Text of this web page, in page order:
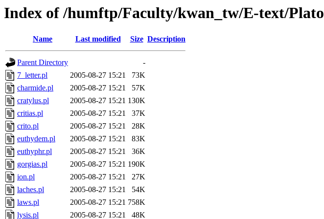
Index of /humftp/Faculty/kwan_tw/E-text/Plato
Name Last modified Size Description
Parent Directory
-
7_letter.pl
2005-08-27 15:21
73K
charmide.pl
2005-08-27 15:21
57K
cratylus.pl
2005-08-27 15:21 130K
critias.pl
2005-08-27 15:21
37K
crito.pl
2005-08-27 15:21
28K
euthydem.pl
2005-08-27 15:21
83K
euthyphr.pl
2005-08-27 15:21
36K
gorgias.pl
2005-08-27 15:21 190K
ion.pl
2005-08-27 15:21
27K
laches.pl
2005-08-27 15:21
54K
laws.pl
2005-08-27 15:21 758K
lysis.pl
2005-08-27 15:21 48K